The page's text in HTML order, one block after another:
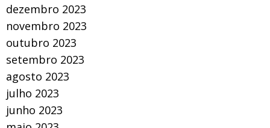
dezembro 2023
novembro 2023
outubro 2023
setembro 2023
agosto 2023
julho 2023
junho 2023